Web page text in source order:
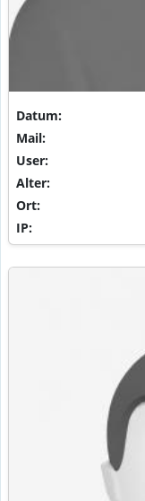
Datum:
Mail:
User:
Alter:
Ort:
IP: